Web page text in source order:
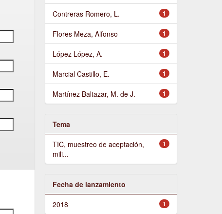
1
Contreras Romero, L.
1
Flores Meza, Alfonso
1
López López, A.
1
Marcial Castillo, E.
1
Martínez Baltazar, M. de J.
Tema
1
TIC, muestreo de aceptación,
mili...
Fecha de lanzamiento
1
2018